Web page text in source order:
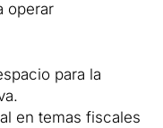
operar
para la
en temas fiscales